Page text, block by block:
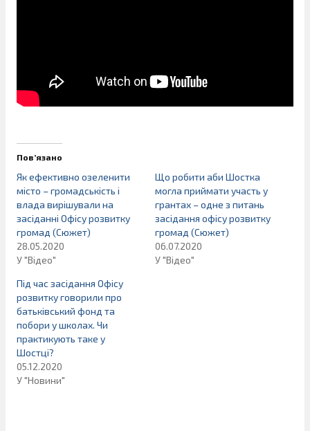
Пов’язано
Як ефективно озеленити
місто – громадськість і
влада вирішували на
засіданні Офісу розвитку
громад (Сюжет)
28.05.2020
У "Відео"
Що робити аби Шостка
могла приймати участь у
грантах – одне з питань
засідання офісу розвитку
громад (Сюжет)
06.07.2020
У "Відео"
Під час засідання Офісу
розвитку говорили про
батьківський фонд та
побори у школах. Чи
практикують таке у
Шостці?
05.12.2020
У "Новини"